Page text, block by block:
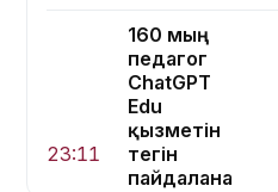
23:11
160 мың
педагог
ChatGPT
Edu
қызметін
тегін
пайдалана